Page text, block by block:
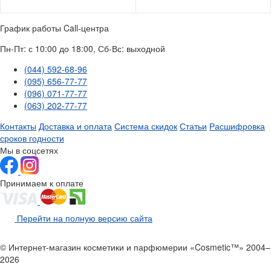
График работы Call-центра
Пн-Пт: с 10:00 до 18:00, Сб-Вс: выходной
(044) 592-68-96
(095) 656-77-77
(096) 071-77-77
(063) 202-77-77
Контакты Доставка и оплата Система скидок Статьи Расшифровка
сроков годности
Мы в соцсетях
Принимаем к оплате
Перейти на полную версию сайта
© Интернет-магазин косметики и парфюмерии «Cosmetic™» 2004–
2026